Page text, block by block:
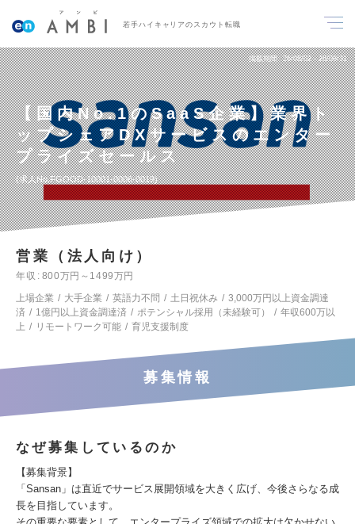
若手ハイキャリアのスカウト転職
掲載期間 26/08/02～26/08/31
【国内No.1のSaaS企業】業界ト
ップシェアDXサービスのエンター
プライズセールス
求人No.FGOOD-10001-0006-0019
営業（法人向け）
年収
800万円～1499万円
上場企業
大手企業 英語力不問 土日祝休み
3,000万円以上資金調達
済
1億円以上資金調達済 ポテンシャル採用（未経験可）
年収600万以
上
リモートワーク可能 育児支援制度
募集情報
なぜ募集しているのか
【募集背景】
「Sansan」は直近でサービス展開領域を大きく広げ、今後さらなる成
長を目指しています。